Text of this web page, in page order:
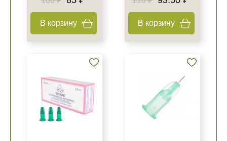
В корзину В корзину